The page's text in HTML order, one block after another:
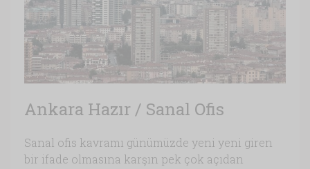
Ankara Hazır / Sanal Ofis
Sanal ofis kavramı günümüzde yeni yeni giren
bir ifade olmasına karşın pek çok açıdan